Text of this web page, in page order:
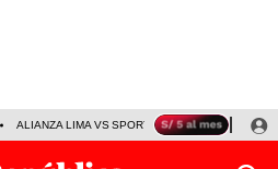
ALIANZA LIMA VS SPORT BOYS JORGE